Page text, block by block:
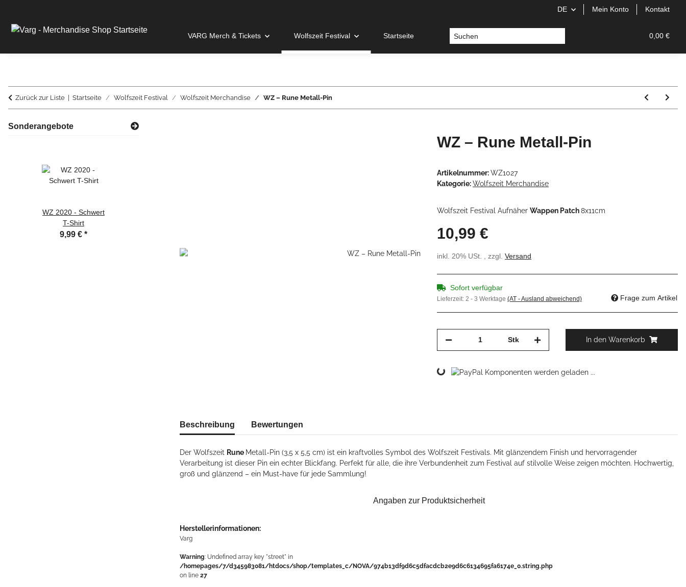
DE Mein Konto Kontakt
0,00 €
VARG Merch & Tickets Wolfszeit Festival Startseite
Zurück zur Liste Startseite Wolfszeit Festival Wolfszeit Merchandise WZ – Rune Metall-Pin
WZ – Rune Metall-Pin
Artikelnummer:WZ1027
Kategorie:Wolfszeit Merchandise
Wolfszeit Festival Aufnäher Wappen Patch8x11cm
10,99 €
inkl. 20% USt. , zzgl. Versand
Sofort verfügbar
Lieferzeit: 2 - 3 Werktage (AT - Ausland abweichend) Frage zum Artikel
Stk In den Warenkorb
Loading... Komponenten werden geladen ...
Beschreibung Bewertungen
Der Wolfszeit Rune Metall-Pin (3,5 x 5,5 cm) ist ein kraftvolles Symbol des Wolfszeit Festivals. Mit glänzendem Finish und hervorragender
Verarbeitung ist dieser Pin ein echter Blickfang. Perfekt für alle, die ihre Verbundenheit zum Festival auf stilvolle Weise zeigen möchten. Hochwertig,
groß und glänzend – ein Must-have für jede Sammlung!
Angaben zur Produktsicherheit
Herstellerinformationen:
Varg
Warning: Undefined array key "street" in
/homepages/7/d345983081/htdocs/shop/templates_c/NOVA/974b13df9d6c5dfacdcb2e9d6c6134695fa6174e_0.string.php
on line 27
Sonderangebote
WZ 2020 - Schwert
T-Shirt
9,99 € *